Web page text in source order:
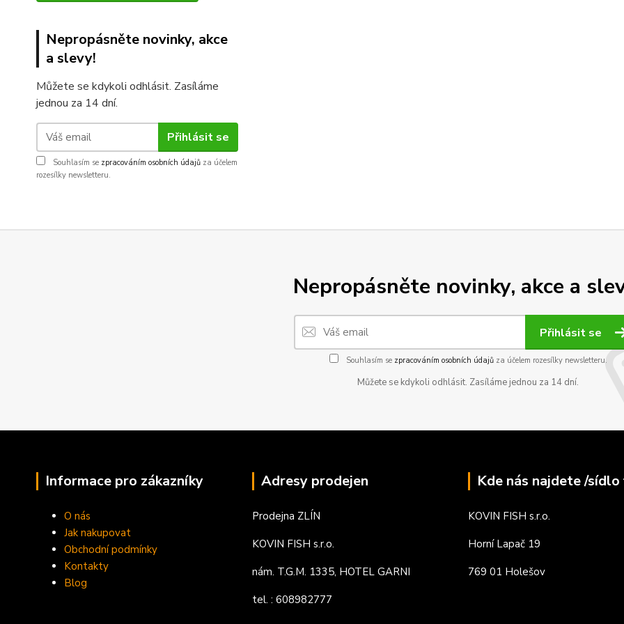
Nepropásněte novinky, akce
a slevy!
Můžete se kdykoli odhlásit. Zasíláme
jednou za 14 dní.
Přihlásit se
Souhlasím se zpracováním osobních údajů za účelem
rozesílky newsletteru.
Nepropásněte novinky, akce a
Přihlásit se
Souhlasím se zpracováním osobních údajůza účelem rozesílky newsletteru.
Můžete se kdykoli odhlásit. Zasíláme jednou za 14 dní.
Informace pro zákazníky
O nás
Jak nakupovat
Obchodní podmínky
Kontakty
Blog
Adresy prodejen
Prodejna ZLÍN
KOVIN FISH s.r.o.
nám. T.G.M. 1335, HOTEL GARNI
tel. : 608982777
Kde nás najdete /
KOVIN FISH s.r.o.
Horní Lapač 19
769 01 Holešov